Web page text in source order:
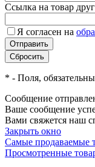
Ссылка на товар
Я согласен на
* - Поля,
Сообщение
Ваше сообщение
Вами свяжется наш
Закрыть окно
Самые продаваемые
Просмотренные